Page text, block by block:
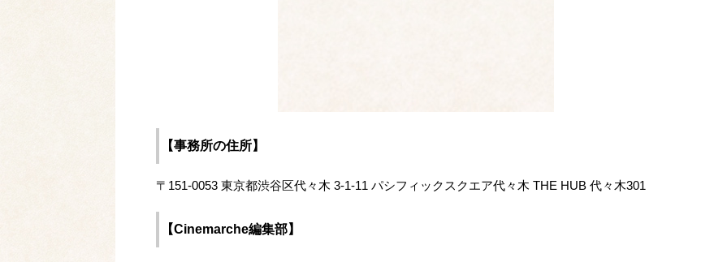
【事務所の住所】
〒151-0053 東京都渋谷区代々木 3-1-11 パシフィックスクエア代々木 THE HUB 代々木301
【Cinemarche編集部】